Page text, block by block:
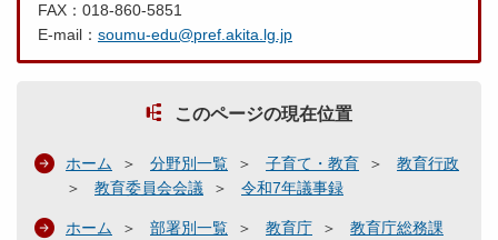
FAX：018-860-5851
E-mail： soumu-edu@pref.akita.lg.jp
このページの現在位置
ホーム 分野別一覧 子育て・教育
教育行政
教育委員会会議
令和7年議事録
ホーム 部署別一覧 教育庁
教育庁総務課